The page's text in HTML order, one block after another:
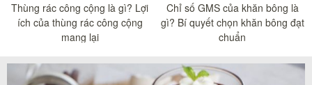
Thùng rác công cộng là gì? Lợi
ích của thùng rác công cộng
mang lại
Chỉ số GMS của khăn bông là
gì? Bí quyết chọn khăn bông đạt
chuẩn